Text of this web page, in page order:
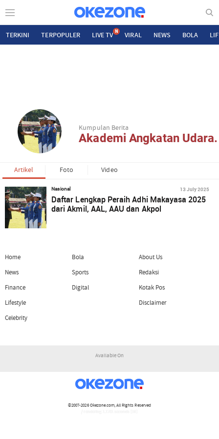
TERKINI TERPOPULER LIVE TV N VIRAL NEWS BOLA
Kumpulan Berita
Akademi Angkatan Udara.
Artikel Foto Video
Nasional 13 July 2025
Daftar Lengkap Peraih Adhi Makayasa 2025
dari Akmil, AAL, AAU dan Akpol
Home
News
Finance
Lifestyle
Celebrity
Bola
Sports
Digital
About Us
Redaksi
Kotak Pos
Disclaimer
Available On
©2007-2026Okezone.com, All Rights Reserved